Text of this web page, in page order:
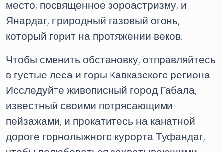
место, посвященное зороастризму, и
Янардаг, природный газовый огонь,
который горит на протяжении веков.
Чтобы сменить обстановку, отправляйтесь
в густые леса и горы Кавказского региона.
Исследуйте живописный город Габала,
известный своими потрясающими
пейзажами, и прокатитесь на канатной
дороге горнолыжного курорта Туфандаг,